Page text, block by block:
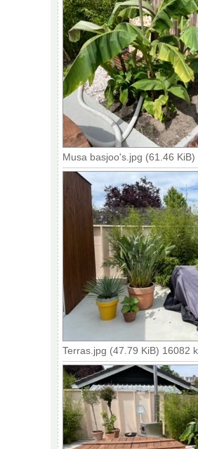
Musa basjoo's.jpg (61.46
Terras.jpg (47.79 KiB) 16082